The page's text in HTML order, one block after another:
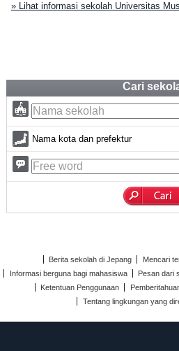
» Lihat informasi sekolah Universitas
Cari
Nama kota dan prefektur
Berita sekolah di Jepang
Mencari
Informasi berguna bagi mahasiswa
Pesan dari
Ketentuan Penggunaan
Tentang lingkungan yang